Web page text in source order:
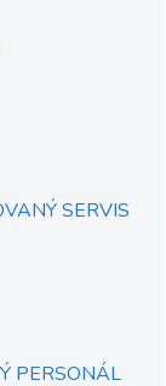
SERVIS
PERSONÁL